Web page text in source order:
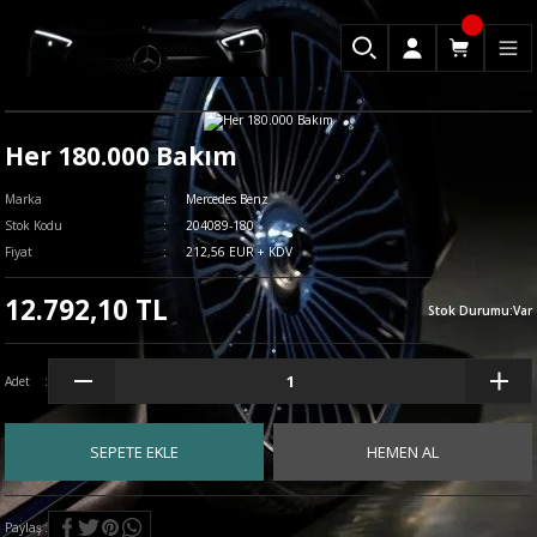
Her 180.000 Bakım
Marka
Mercedes Benz
Stok Kodu
204089-180
Fiyat
212,56 EUR + KDV
12.792,10 TL Stok Durumu:Var
Adet
SEPETE EKLE HEMEN AL
Paylaş